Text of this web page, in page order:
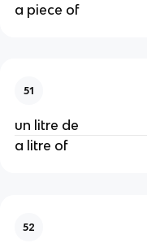
a piece of
51
un litre de
a litre of
52